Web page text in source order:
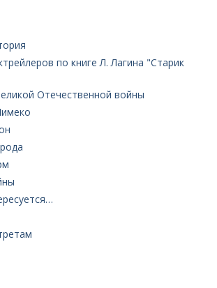
по книге Л. Лагина "Старик
Отечественной войны